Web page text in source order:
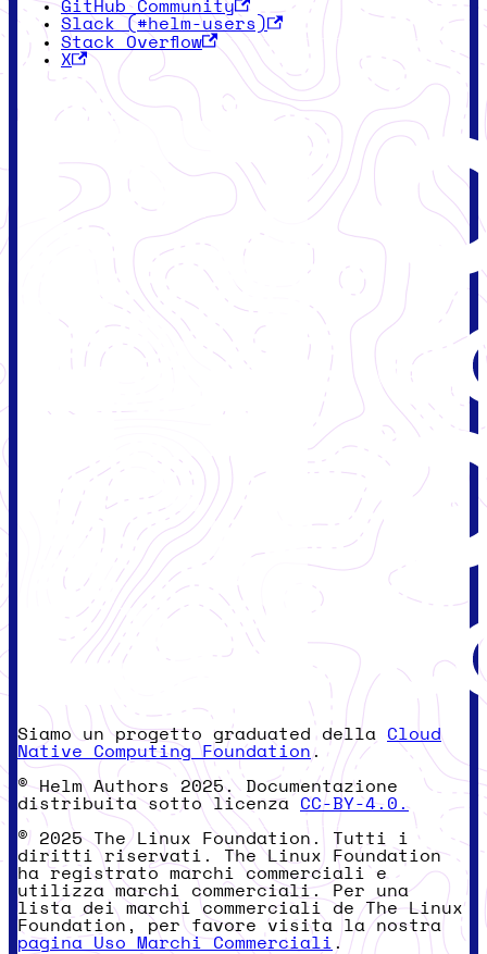
GitHub Community
Slack (#helm-users)
Stack Overflow
X
Siamo un progetto graduated della Cloud
Native Computing Foundation.
© Helm Authors 2025. Documentazione
distribuita sotto licenza CC-BY-4.0.
© 2025 The Linux Foundation. Tutti i
diritti riservati. The Linux Foundation
ha registrato marchi commerciali e
utilizza marchi commerciali. Per una
lista dei marchi commerciali de The Linux
Foundation, per favore visita la nostra
pagina Uso Marchi Commerciali .